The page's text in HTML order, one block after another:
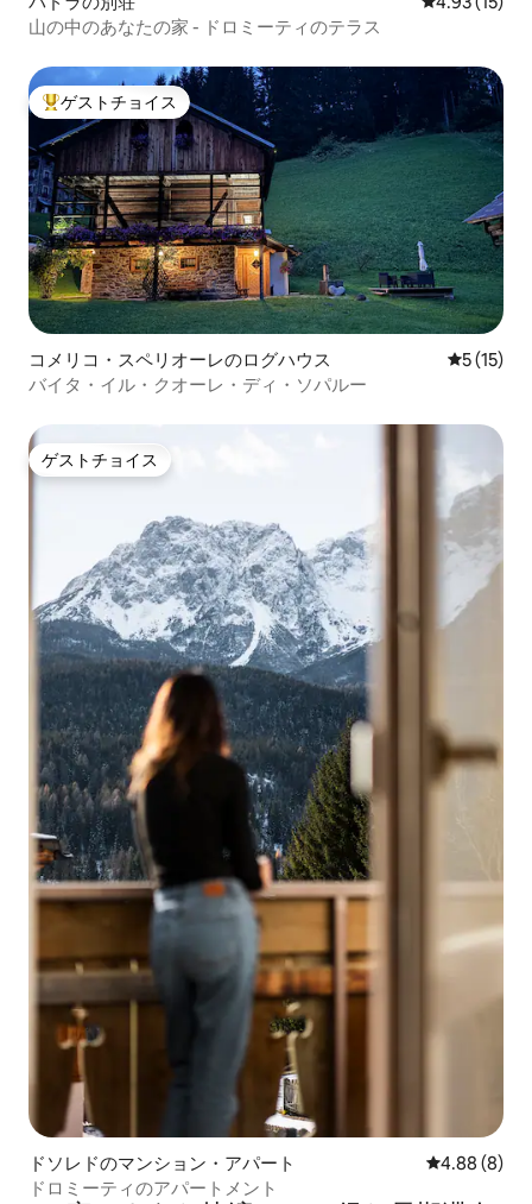
山の中のあなたの家 - ドロミーティのテラス
大好評のゲストチョイスです。
ゲストチョイス
コメリコ・スペリオーレのログハウス レビュー
5 (15)
バイタ・イル・クオーレ・ディ・ソパルー
ゲストチョイス
ゲストチョイス
ドソレドのマンション・アパート レビュー8件
4.88 (8)
ドロミーティのアパートメント